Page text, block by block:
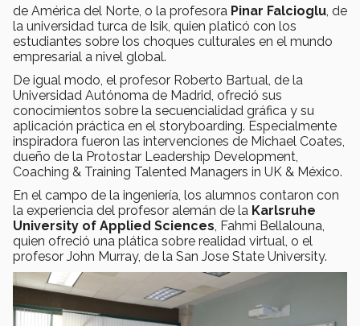
de América del Norte, o la profesora Pinar Falcioglu , de
la universidad turca de Isik, quien platicó con los
estudiantes sobre los choques culturales en el mundo
empresarial a nivel global.
De igual modo, el profesor Roberto Bartual, de la
Universidad Autónoma de Madrid, ofreció sus
conocimientos sobre la secuencialidad gráfica y su
aplicación práctica en el storyboarding. Especialmente
inspiradora fueron las intervenciones de Michael Coates,
dueño de la Protostar Leadership Development,
Coaching & Training Talented Managers in UK & México.
En el campo de la ingeniería, los alumnos contaron con
la experiencia del profesor alemán de la Karlsruhe
University of Applied Sciences , Fahmi Bellalouna,
quien ofreció una plática sobre realidad virtual, o el
profesor John Murray, de la San Jose State University.